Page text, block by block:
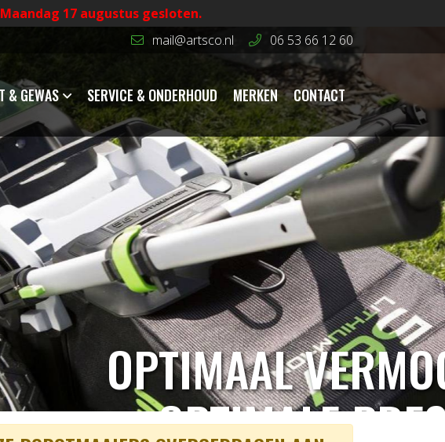
17 augustus gesloten.
mail@artsco.nl 06 53 66 12 60
& GEWAS SERVICE & ONDERHOUD MERKEN CONTACT
VERMOGEN EN
PRESTATIES